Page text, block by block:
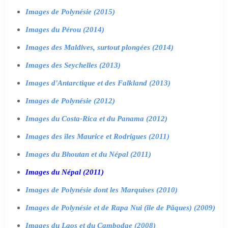
Images de Polynésie (2015)
Images du Pérou (2014)
Images des Maldives, surtout plongées (2014)
Images des Seychelles (2013)
Images d'Antarctique et des Falkland (2013)
Images de Polynésie (2012)
Images du Costa-Rica et du Panama (2012)
Images des îles Maurice et Rodrigues (2011)
Images du Bhoutan et du Népal (2011)
Images du Népal (2011)
Images de Polynésie dont les Marquises (2010)
Images de Polynésie et de Rapa Nui (île de Pâques) (2009)
Images du Laos et du Cambodge (2008)